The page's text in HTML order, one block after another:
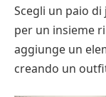
Scegli un paio
per un insieme
aggiunge un
creando un